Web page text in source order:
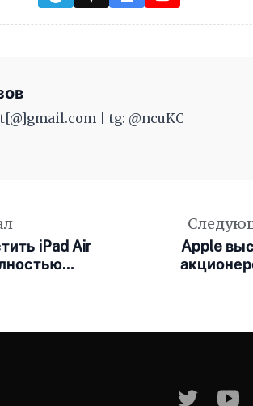
| tg: @ncuKC
iPad Air
Apple